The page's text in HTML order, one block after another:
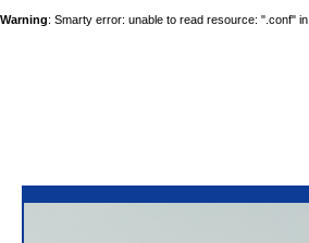
Warning: Smarty error: unable to read resource: ".conf" in